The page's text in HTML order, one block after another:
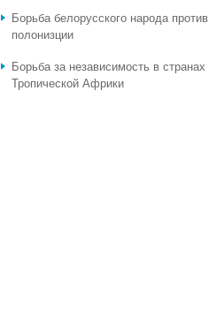
Борьба белорусского народа против
полонизции
Борьба за независимость в странах
Тропической Африки